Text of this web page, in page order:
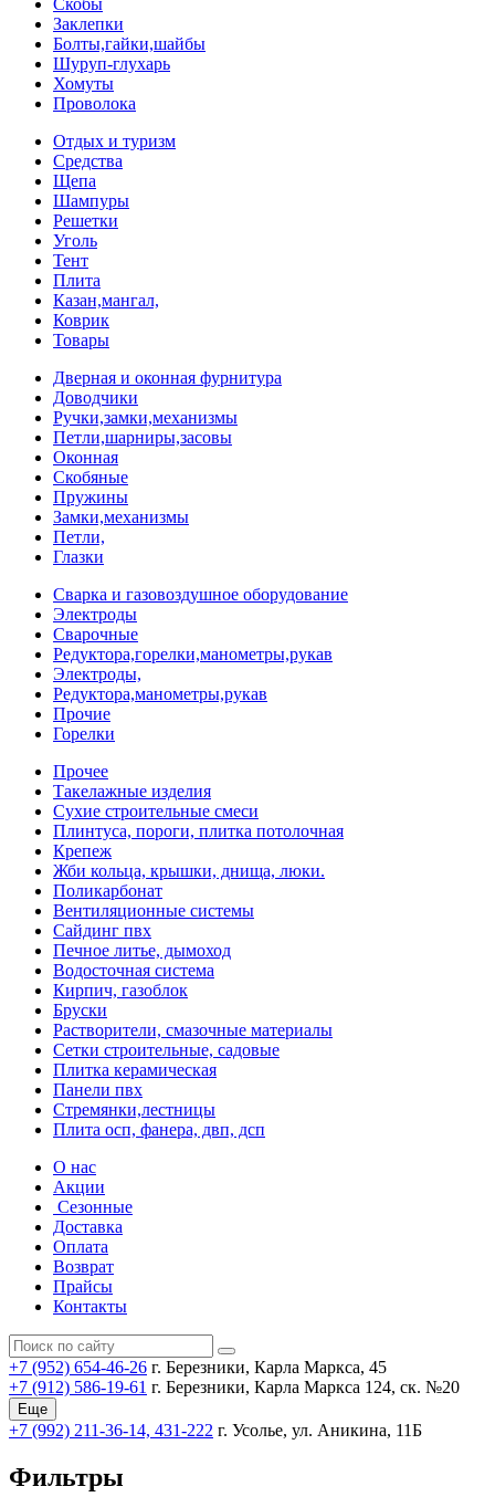
Скобы
Заклепки
Болты,гайки,шайбы
Шуруп-глухарь
Хомуты
Проволока
Отдых и туризм
Средства
Щепа
Шампуры
Решетки
Уголь
Тент
Плита
Казан,мангал,
Коврик
Товары
Дверная и оконная фурнитура
Доводчики
Ручки,замки,механизмы
Петли,шарниры,засовы
Оконная
Скобяные
Пружины
Замки,механизмы
Петли,
Глазки
Сварка и газовоздушное оборудование
Электроды
Сварочные
Редуктора,горелки,манометры,рукав
Электроды,
Редуктора,манометры,рукав
Прочие
Горелки
Прочее
Такелажные изделия
Сухие строительные смеси
Плинтуса, пороги, плитка потолочная
Крепеж
Жби кольца, крышки, днища, люки.
Поликарбонат
Вентиляционные системы
Сайдинг пвх
Печное литье, дымоход
Водосточная система
Кирпич, газоблок
Бруски
Растворители, смазочные материалы
Сетки строительные, садовые
Плитка керамическая
Панели пвх
Стремянки,лестницы
Плита осп, фанера, двп, дсп
О нас
Акции
Сезонные
Доставка
Оплата
Возврат
Прайсы
Контакты
+7 (952) 654-46-26 г. Березники, Карла Маркса, 45
+7 (912) 586-19-61 г. Березники, Карла Маркса 124, ск. №20
Еще
+7 (992) 211-36-14, 431-222 г. Усолье, ул. Аникина, 11Б
Фильтры